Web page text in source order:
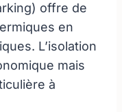
offre de
en
L’isolation
mais
à